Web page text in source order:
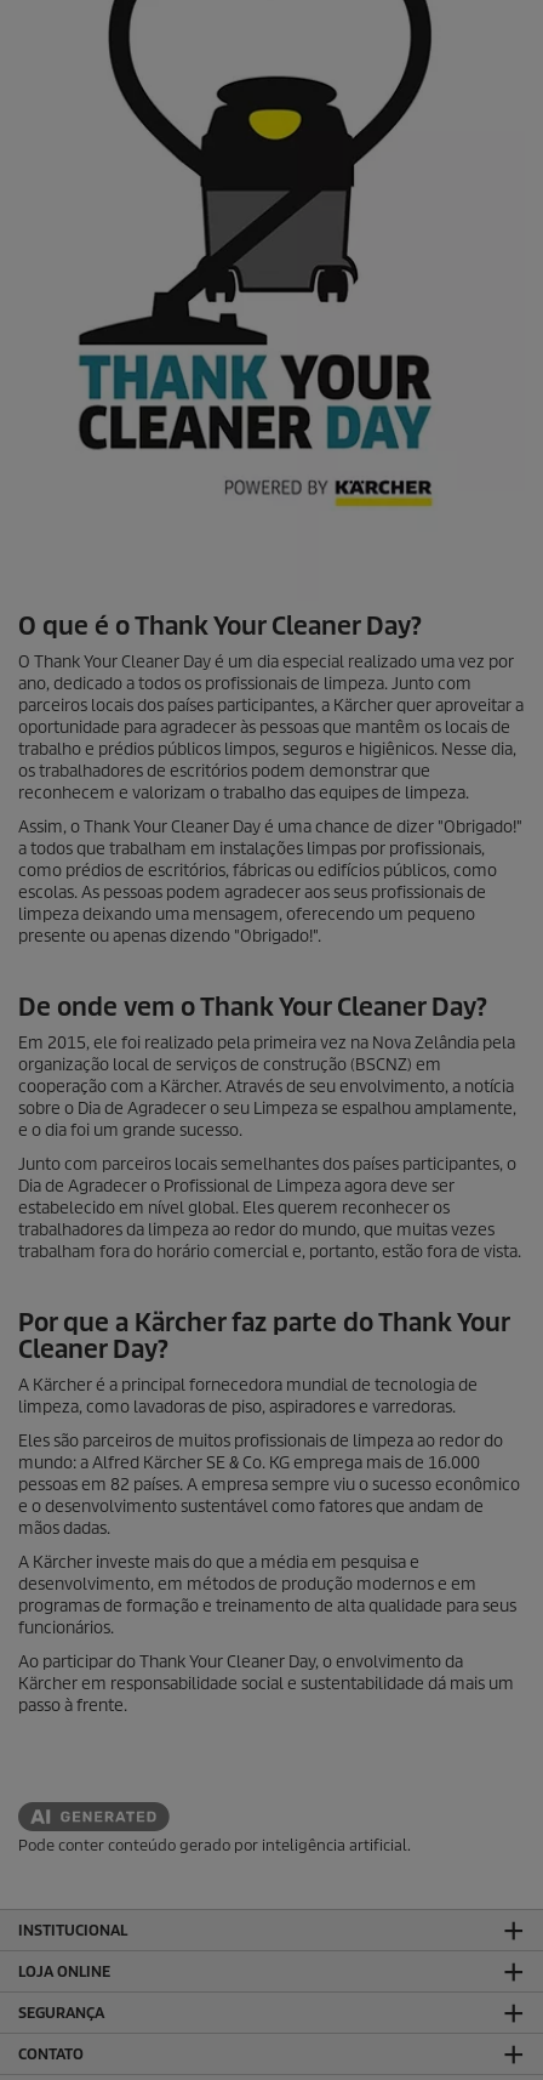
O que é o Thank Your Cleaner Day?
O Thank Your Cleaner Day é um dia especial realizado uma vez por
ano, dedicado a todos os profissionais de limpeza. Junto com
parceiros locais dos países participantes, a Kärcher quer aproveitar a
oportunidade para agradecer às pessoas que mantêm os locais de
trabalho e prédios públicos limpos, seguros e higiênicos. Nesse dia,
os trabalhadores de escritórios podem demonstrar que
reconhecem e valorizam o trabalho das equipes de limpeza.
Assim, o Thank Your Cleaner Day é uma chance de dizer "Obrigado!"
a todos que trabalham em instalações limpas por profissionais,
como prédios de escritórios, fábricas ou edifícios públicos, como
escolas. As pessoas podem agradecer aos seus profissionais de
limpeza deixando uma mensagem, oferecendo um pequeno
presente ou apenas dizendo "Obrigado!".
De onde vem o Thank Your Cleaner Day?
Em 2015, ele foi realizado pela primeira vez na Nova Zelândia pela
organização local de serviços de construção (BSCNZ) em
cooperação com a Kärcher. Através de seu envolvimento, a notícia
sobre o Dia de Agradecer o seu Limpeza se espalhou amplamente,
e o dia foi um grande sucesso.
Junto com parceiros locais semelhantes dos países participantes, o
Dia de Agradecer o Profissional de Limpeza agora deve ser
estabelecido em nível global. Eles querem reconhecer os
trabalhadores da limpeza ao redor do mundo, que muitas vezes
trabalham fora do horário comercial e, portanto, estão fora de vista.
Por que a Kärcher faz parte do Thank Your
Cleaner Day?
A Kärcher é a principal fornecedora mundial de tecnologia de
limpeza, como lavadoras de piso, aspiradores e varredoras.
Eles são parceiros de muitos profissionais de limpeza ao redor do
mundo: a Alfred Kärcher SE & Co. KG emprega mais de 16.000
pessoas em 82 países. A empresa sempre viu o sucesso econômico
e o desenvolvimento sustentável como fatores que andam de
mãos dadas.
A Kärcher investe mais do que a média em pesquisa e
desenvolvimento, em métodos de produção modernos e em
programas de formação e treinamento de alta qualidade para seus
funcionários.
Ao participar do Thank Your Cleaner Day, o envolvimento da
Kärcher em responsabilidade social e sustentabilidade dá mais um
passo à frente.
Pode conter conteúdo gerado por inteligência artificial.
INSTITUCIONAL
LOJA ONLINE
SEGURANÇA
CONTATO